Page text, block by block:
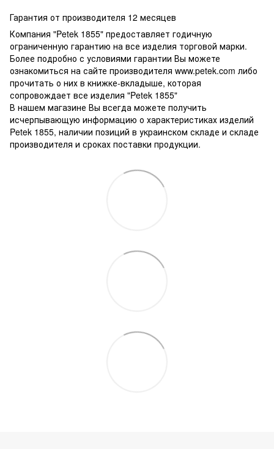
Гарантия от производителя 12 месяцев
Компания "Petek 1855" предоставляет годичную
ограниченную гарантию на все изделия торговой марки.
Более подробно с условиями гарантии Вы можете
ознакомиться на сайте производителя www.petek.com либо
прочитать о них в книжке-вкладыше, которая
сопровождает все изделия "Petek 1855"
В нашем магазине Вы всегда можете получить
исчерпывающую информацию о характеристиках изделий
Petek 1855, наличии позиций в украинском складе и складе
производителя и сроках поставки продукции.